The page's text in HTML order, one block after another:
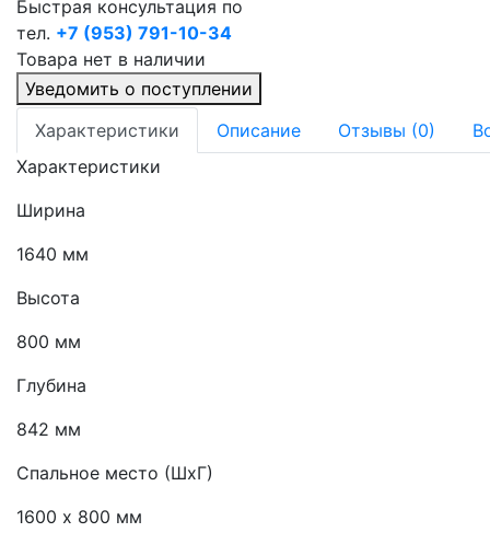
Быстрая консультация по
тел. +7 (953) 791-10-34
Товара нет в наличии
Уведомить о поступлении
Характеристики
Описание Отзывы (0)
Характеристики
Ширина
1640 мм
Высота
800 мм
Глубина
842 мм
Спальное место (ШхГ)
1600 х 800 мм